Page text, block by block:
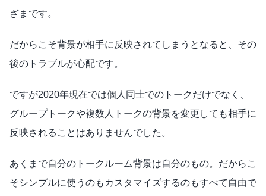
ざまです。
だからこそ背景が相手に反映されてしまうとなると、その
後のトラブルが心配です。
ですが2020年現在では個人同士でのトークだけでなく、
グループトークや複数人トークの背景を変更しても相手に
反映されることはありませんでした。
あくまで自分のトークルーム背景は自分のもの。だからこ
そシンプルに使うのもカスタマイズするのもすべて自由で